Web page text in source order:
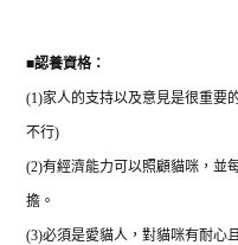
■認養資格：
(1)家人的支持以及意見是很重要
不行)
(2)有經濟能力可以照顧貓咪，並
擔。
(3)必須是愛貓人，對貓咪有耐心